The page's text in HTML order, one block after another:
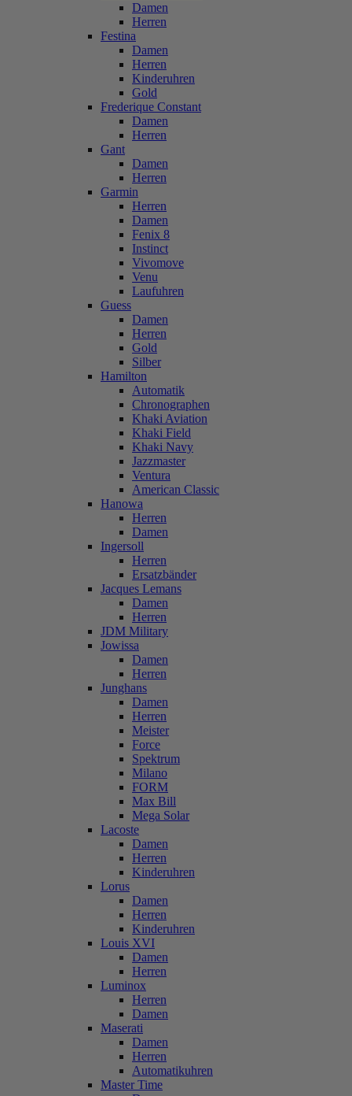
Damen
Herren
Festina
Damen
Herren
Kinderuhren
Gold
Frederique Constant
Damen
Herren
Gant
Damen
Herren
Garmin
Herren
Damen
Fenix 8
Instinct
Vivomove
Venu
Laufuhren
Guess
Damen
Herren
Gold
Silber
Hamilton
Automatik
Chronographen
Khaki Aviation
Khaki Field
Khaki Navy
Jazzmaster
Ventura
American Classic
Hanowa
Herren
Damen
Ingersoll
Herren
Ersatzbänder
Jacques Lemans
Damen
Herren
JDM Military
Jowissa
Damen
Herren
Junghans
Damen
Herren
Meister
Force
Spektrum
Milano
FORM
Max Bill
Mega Solar
Lacoste
Damen
Herren
Kinderuhren
Lorus
Damen
Herren
Kinderuhren
Louis XVI
Damen
Herren
Luminox
Herren
Damen
Maserati
Damen
Herren
Automatikuhren
Master Time